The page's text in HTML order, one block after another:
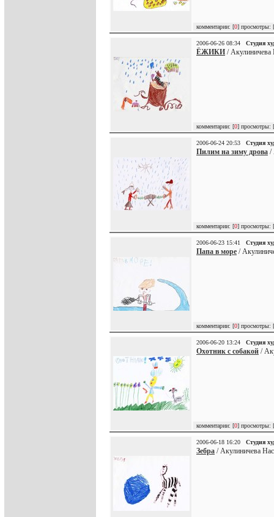
комментарии: [0] просмотры: [
2006-06-26 08:34 Студия
ЁЖИКИ / Акулиничева
комментарии: [0] просмотры: [
2006-06-24 20:53 Студия
Пилим на зиму дрова /
комментарии: [0] просмотры: [
2006-06-23 15:41 Студия
Папа в море /
комментарии: [0] просмотры: [
2006-06-20 13:24 Студия
Охотник с собакой /
комментарии: [0] просмотры: [
2006-06-18 16:20 Студия
Зебра / Акулиничева